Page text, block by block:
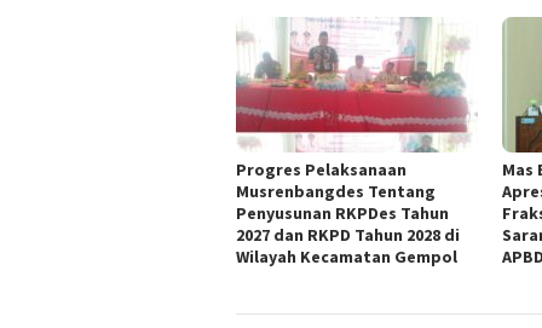
Progres Pelaksanaan
Musrenbangdes Tentang
Penyusunan RKPDes Tahun
2027 dan RKPD Tahun 2028 di
Wilayah Kecamatan Gempol
Mas